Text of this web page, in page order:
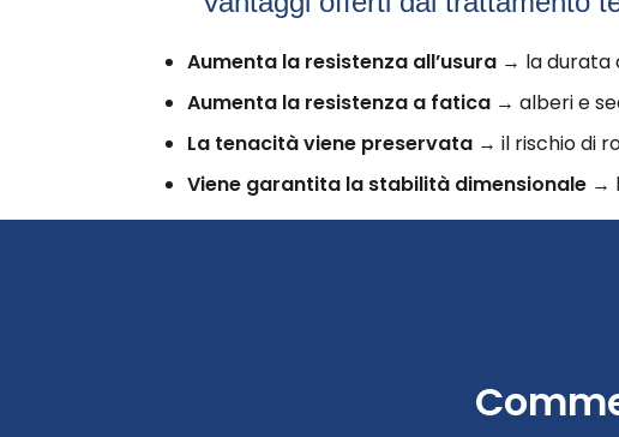
Aumenta la resistenza all’usura → la durata
Aumenta la resistenza a fatica → alberi e
La tenacità viene preservata → il rischio di
Viene garantita la stabilità dimensionale →